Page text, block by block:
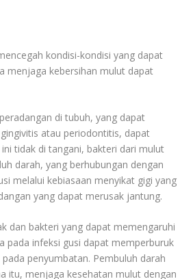
kondisi-kondisi yang dapat
menjaga kebersihan mulut dapat
di tubuh, yang dapat
atau periodontitis, dapat
tidak di tangani, bakteri dari mulut
darah, yang berhubungan dengan
melalui kebiasaan menyikat gigi yang
yang dapat merusak jantung.
dan bakteri yang dapat memengaruhi
pada infeksi gusi dapat memperburuk
penyumbatan. Pembuluh darah
itu, menjaga kesehatan mulut dengan